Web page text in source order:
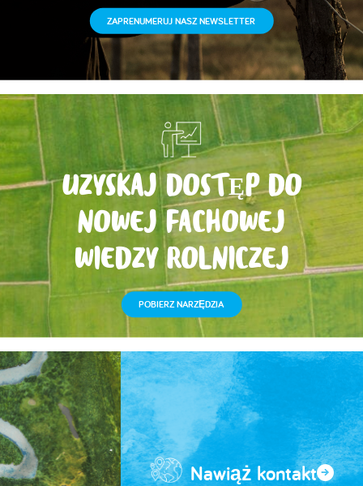
ZAPRENUMERUJ NASZ NEWSLETTER
UZYSKAJ DOSTĘP DO
NOWEJ FACHOWEJ
WIEDZY ROLNICZEJ
POBIERZ NARZĘDZIA
Nawiąż kontakt